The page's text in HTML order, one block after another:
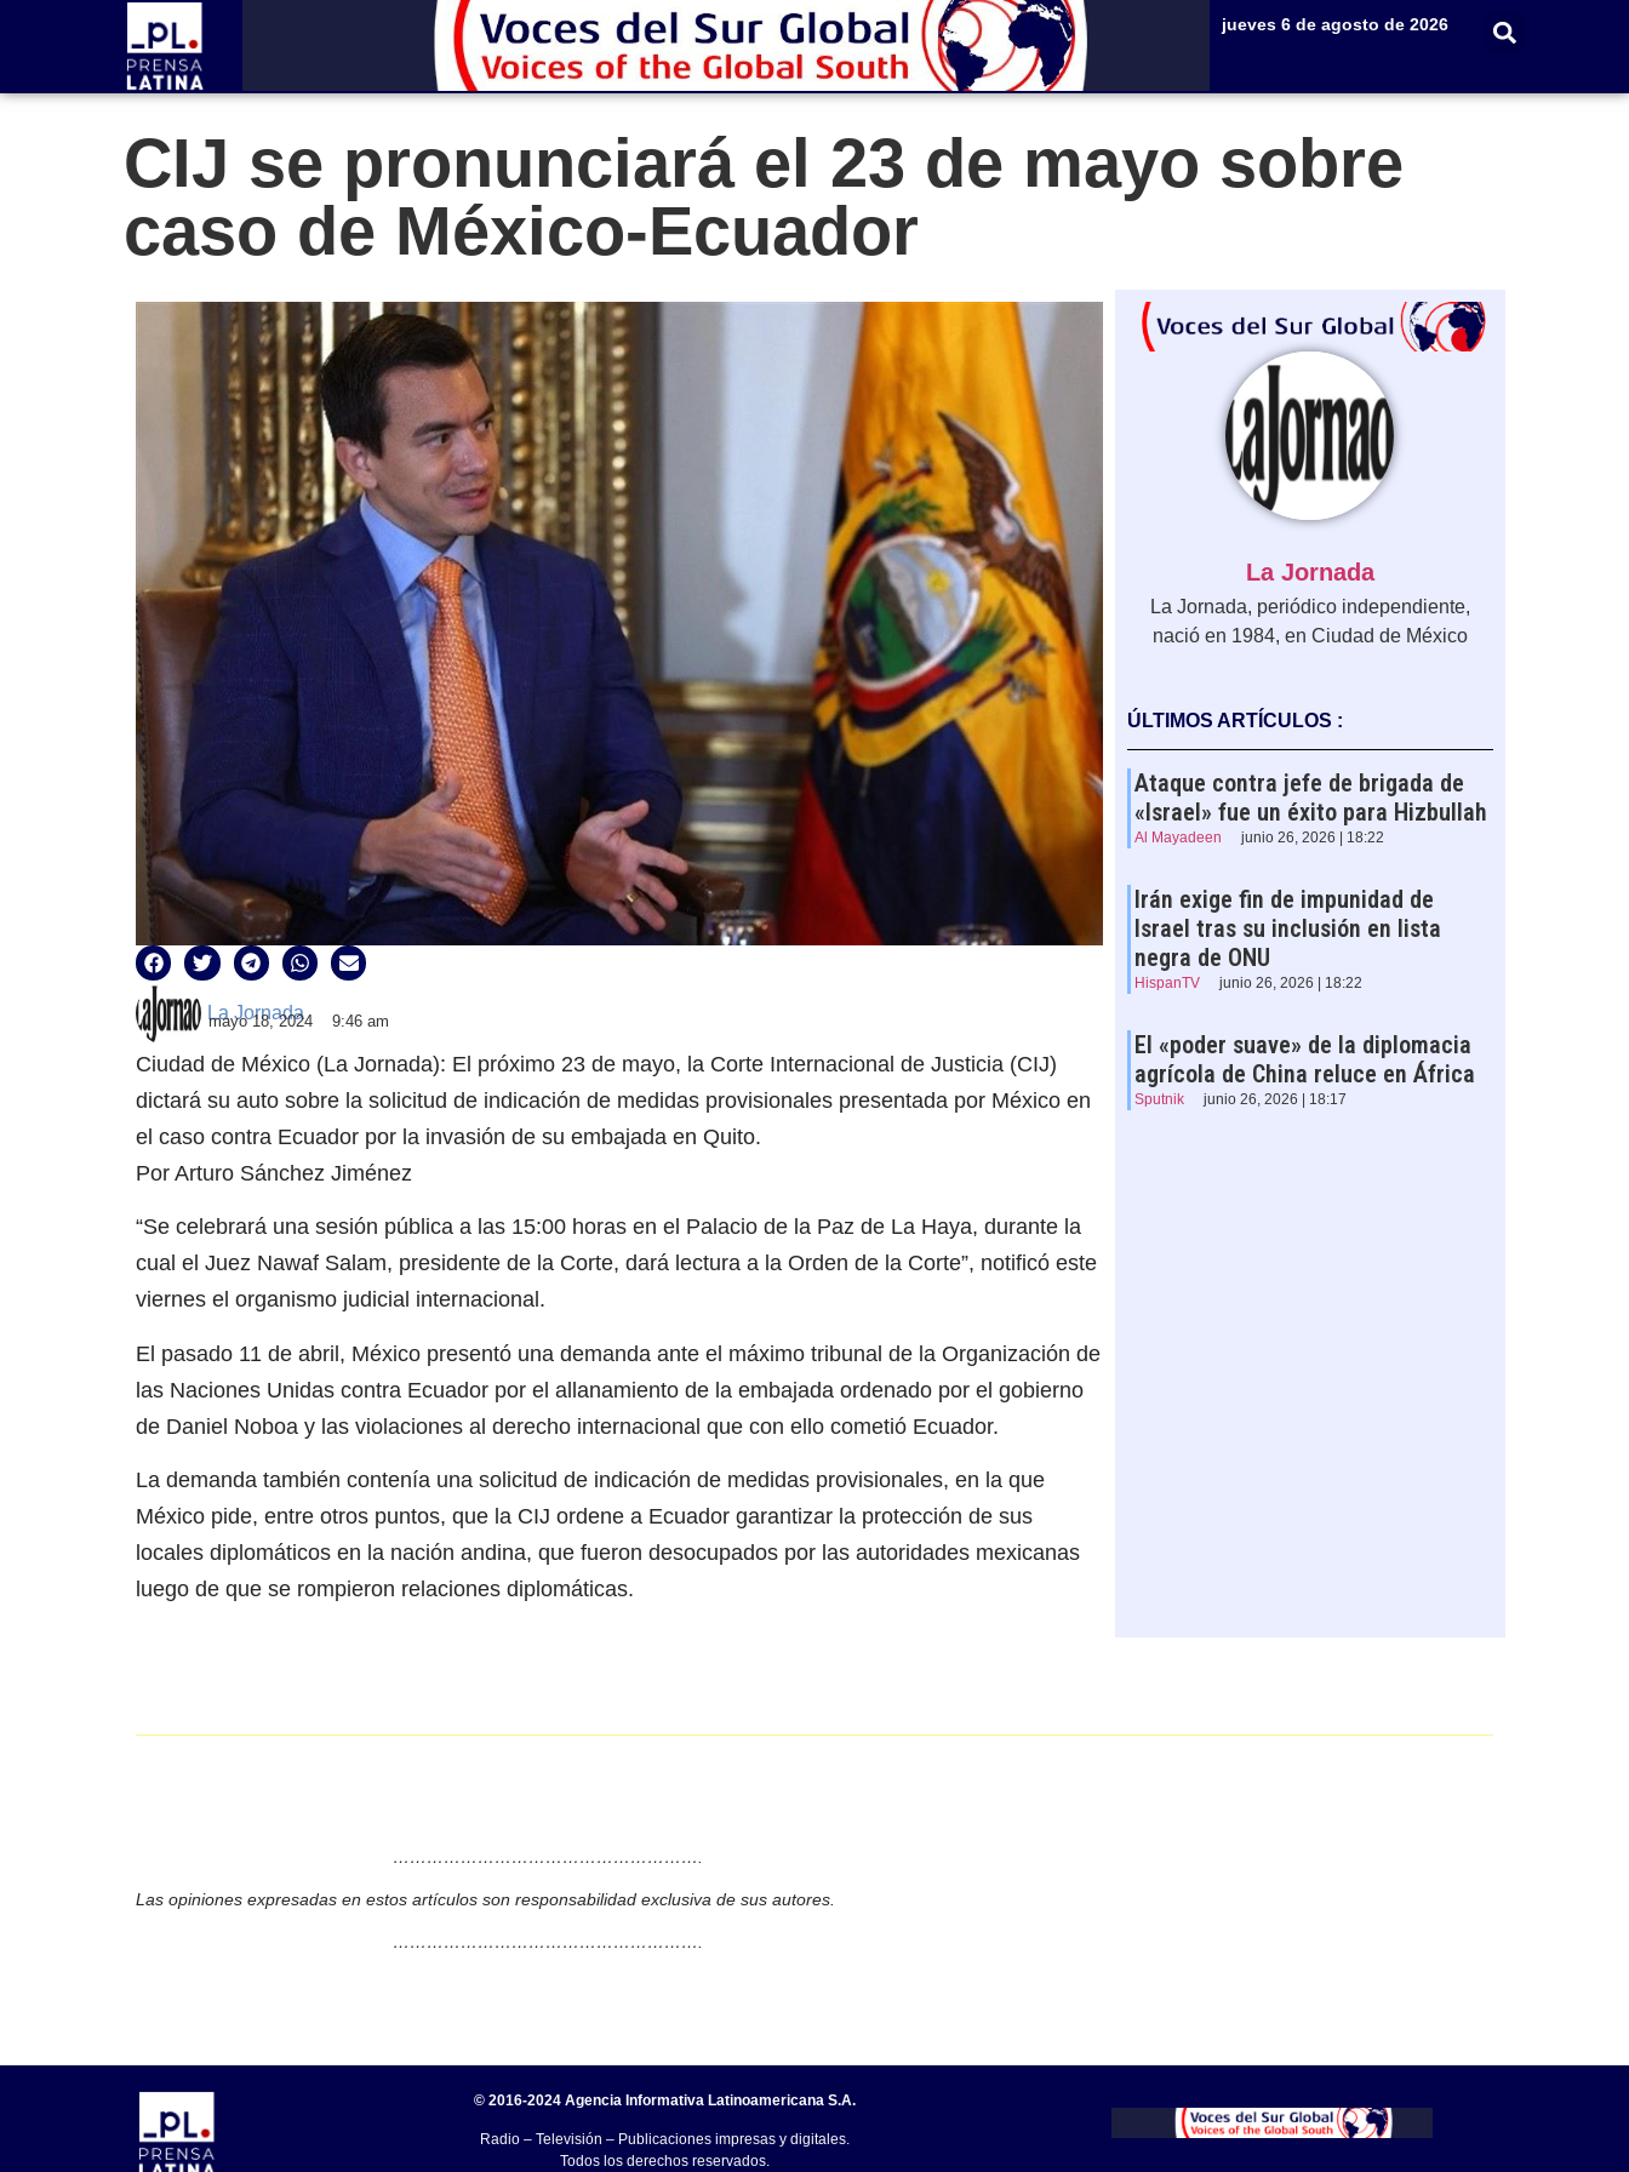
jueves 6 de agosto de 2026
CIJ se pronunciará el 23 de mayo sobre
caso de México-Ecuador
La Jornada
mayo 18, 2024 9:46 am
Ciudad de México (La Jornada): El próximo 23 de mayo, la Corte Internacional de Justicia (CIJ)
dictará su auto sobre la solicitud de indicación de medidas provisionales presentada por México en
el caso contra Ecuador por la invasión de su embajada en Quito.
Por Arturo Sánchez Jiménez
“Se celebrará una sesión pública a las 15:00 horas en el Palacio de la Paz de La Haya, durante la
cual el Juez Nawaf Salam, presidente de la Corte, dará lectura a la Orden de la Corte”, notificó este
viernes el organismo judicial internacional.
El pasado 11 de abril, México presentó una demanda ante el máximo tribunal de la Organización de
las Naciones Unidas contra Ecuador por el allanamiento de la embajada ordenado por el gobierno
de Daniel Noboa y las violaciones al derecho internacional que con ello cometió Ecuador.
La demanda también contenía una solicitud de indicación de medidas provisionales, en la que
México pide, entre otros puntos, que la CIJ ordene a Ecuador garantizar la protección de sus
locales diplomáticos en la nación andina, que fueron desocupados por las autoridades mexicanas
luego de que se rompieron relaciones diplomáticas.
La Jornada
La Jornada, periódico independiente,
nació en 1984, en Ciudad de México
ÚLTIMOS ARTÍCULOS :
Ataque contra jefe de brigada de
«Israel» fue un éxito para Hizbullah
Al Mayadeen junio 26, 2026 | 18:22
Irán exige fin de impunidad de
Israel tras su inclusión en lista
negra de ONU
HispanTV junio 26, 2026 | 18:22
El «poder suave» de la diplomacia
agrícola de China reluce en África
Sputnik junio 26, 2026 | 18:17
……………………………………………….
Las opiniones expresadas en estos artículos son responsabilidad exclusiva de sus autores.
……………………………………………….
© 2016-2024 Agencia Informativa Latinoamericana S.A.
Radio – Televisión – Publicaciones impresas y digitales.
Todos los derechos reservados.